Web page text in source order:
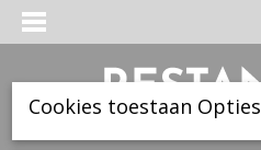
Cookies toestaan Opties